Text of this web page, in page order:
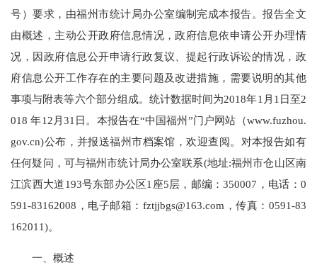
号）要求， 由福州市统计局办公室编制完成本报告。报告全文
由概述，主动公开政府信息情况，政府信息依申请公开办理情
况，因政府信息公开申请行政复议、提起行政诉讼的情况，政
府信息公开工作存在的主要问题及改进措施，需要说明的其他
事项与附表等六个部分组成。统计数据时间为2018年1月1日至2
018年12月31日。本报告在“中国福州”门户网站（www.fuzhou.
gov.cn)公布，并报送福州市档案馆，欢迎查阅。对本报告如有
任何疑问，可与福州市统计局办公室联系(地址:福州市仓山区南
江滨西大道193号东部办公区1座5层，邮编：350007，电话：0
591-83162008，电子邮箱：fztjjbgs@163.com ，传真： 0591-83
162011)。
一、概述